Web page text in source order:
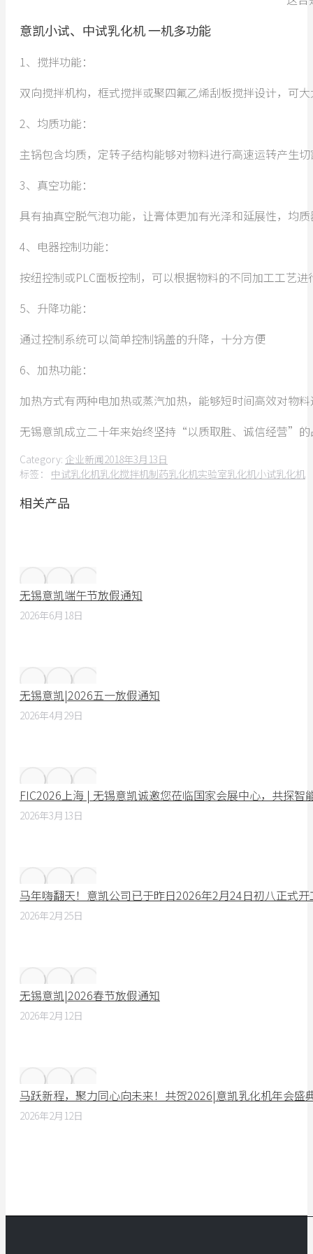
意凯小试、中试乳化机 一机多功能
1、搅拌功能：
双向搅拌机构，框式搅拌或聚四氟乙烯刮板搅拌设计，可
2、均质功能：
主锅包含均质，定转子结构能够对物料进行高速运转产生
3、真空功能：
具有抽真空脱气泡功能，让膏体更加有光泽和延展性，均
4、电器控制功能：
按纽控制或PLC面板控制，可以根据物料的不同加工工艺
5、升降功能：
通过控制系统可以简单控制锅盖的升降，十分方便
6、加热功能：
加热方式有两种电加热或蒸汽加热，能够短时间高效对物
无锡意凯成立二十年来始终坚持“以质取胜、诚信经营”
Category: 企业新闻2018年3月13日
标签： 中试乳化机乳化搅拌机制药乳化机实验室乳化机小试乳化机
相关产品
无锡意凯端午节放假通知
2026年6月18日
无锡意凯|2026五一放假通知
2026年4月29日
FIC2026上海 | 无锡意凯诚邀您莅临国家会展中心，共探智
2026年3月13日
马年嗨翻天！意凯公司已于昨日2026年2月24日初八正式
2026年2月25日
无锡意凯|2026春节放假通知
2026年2月12日
马跃新程，聚力同心向未来！共贺2026|意凯乳化机年会盛
2026年2月12日